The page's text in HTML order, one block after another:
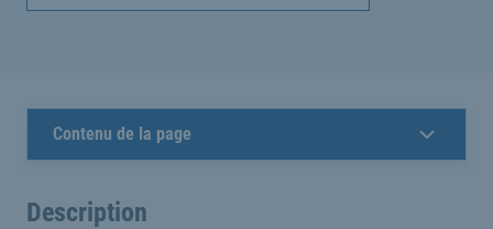
Contenu de la page
Description